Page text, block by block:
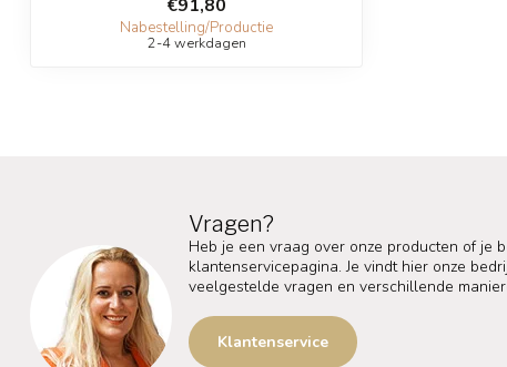
€91,80
Nabestelling/Productie
2-4 werkdagen
Vragen?
Heb je een vraag over onze producten of je
klantenservicepagina. Je vindt hier onze
veelgestelde vragen en verschillende
Klantenservice